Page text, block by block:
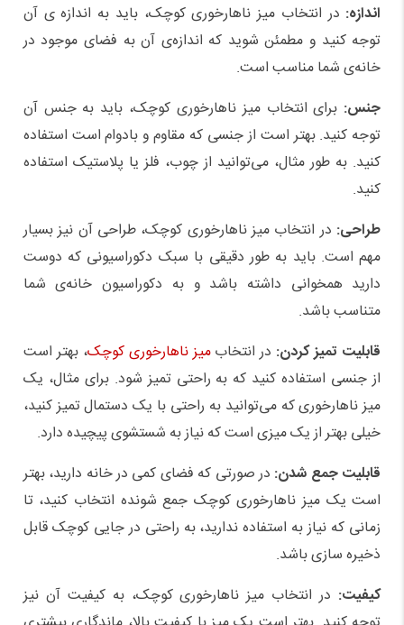
اندازه: در انتخاب میز ناهارخوری کوچک، باید به اندازه‌ ی آن
توجه کنید و مطمئن شوید که اندازه‌ی آن به فضای موجود در
خانه‌ی شما مناسب است.
جنس: برای انتخاب میز ناهارخوری کوچک، باید به جنس آن
توجه کنید. بهتر است از جنسی که مقاوم و بادوام است استفاده
کنید. به طور مثال، می‌توانید از چوب، فلز یا پلاستیک استفاده
کنید.
طراحی: در انتخاب میز ناهارخوری کوچک، طراحی آن نیز بسیار
مهم است. باید به طور دقیقی با سبک دکوراسیونی که دوست
دارید همخوانی داشته باشد و به دکوراسیون خانه‌ی شما
متناسب باشد.
قابلیت تمیز کردن: در انتخابمیز ناهارخوری کوچک، بهتر است
از جنسی استفاده کنید که به راحتی تمیز شود. برای مثال، یک
میز ناهارخوری که می‌توانید به راحتی با یک دستمال تمیز کنید،
خیلی بهتر از یک میزی است که نیاز به شستشوی پیچیده دارد.
قابلیت جمع شدن: در صورتی که فضای کمی در خانه دارید، بهتر
است یک میز ناهارخوری کوچک جمع شونده انتخاب کنید، تا
زمانی که نیاز به استفاده ندارید، به راحتی در جایی کوچک قابل
ذخیره‌ سازی باشد.
کیفیت: در انتخاب میز ناهارخوری کوچک، به کیفیت آن نیز